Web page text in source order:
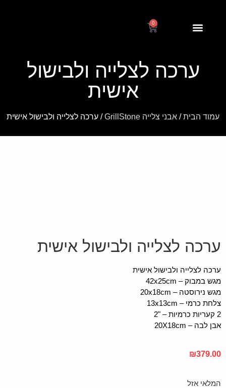
0
ערכה לצלייה ולבישול
אישית
עמוד הבית/ אבני צלייה GrillStone / ערכה לצלייה ולבישול אישית
ערכה לצלייה ולבישול אישית
ערכה לצלייה ולבישול אישית
מגש במבוק – 42x25cm
מגש נירוסטה – 20x18cm
צלחת כרמי – 13x13cm
2 קעריות כרמיות – "2
אבן לבה – 20X18cm
₪379.00
המלאי אזל